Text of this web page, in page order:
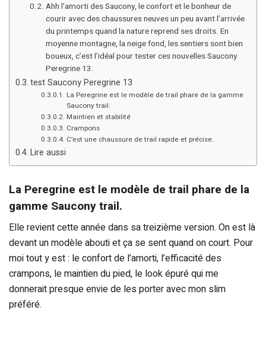
Ahh l’amorti des Saucony, le confort et le bonheur de
courir avec des chaussures neuves un peu avant l’arrivée
du printemps quand la nature reprend ses droits. En
moyenne montagne, la neige fond, les sentiers sont bien
boueux, c’est l’idéal pour tester ces nouvelles Saucony
Peregrine 13.
test Saucony Peregrine 13
La Peregrine est le modèle de trail phare de la gamme
Saucony trail.
Maintien et stabilité
Crampons
C’est une chaussure de trail rapide et précise.
Lire aussi
La Peregrine est le modèle de trail phare de la
gamme Saucony trail.
Elle revient cette année dans sa treizième version. On est là
devant un modèle abouti et ça se sent quand on court. Pour
moi tout y est : le confort de l’amorti, l’efficacité des
crampons, le maintien du pied, le look épuré qui me
donnerait presque envie de les porter avec mon slim
préféré.